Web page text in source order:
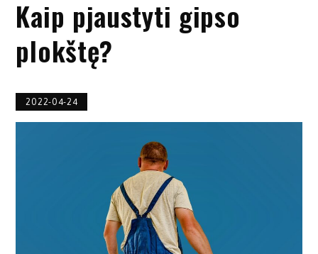
Kaip pjaustyti gipso
plokštę?
2022-04-24